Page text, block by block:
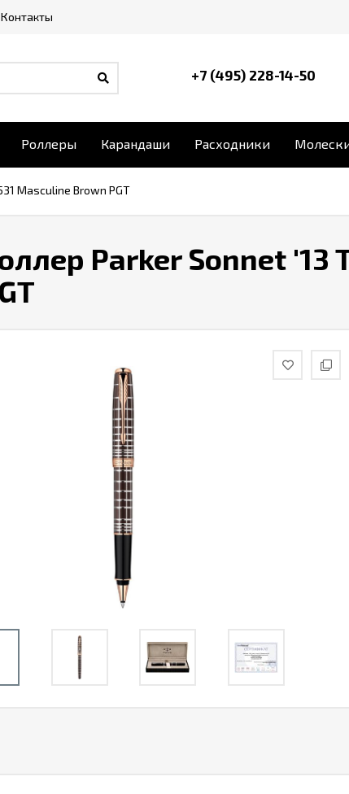
Контакты
+7 (495) 228-14-50
Роллеры Карандаши Расходники
Masculine Brown PGT
Parker Sonnet '13